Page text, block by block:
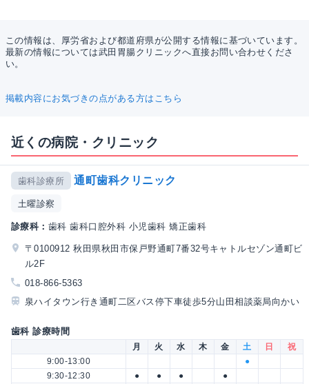
この情報は、厚労省および都道府県が公開する情報に基づいています。
最新の情報については武田胃腸クリニックへ直接お問い合わせくださ
い。
掲載内容にお気づきの点がある方はこちら
近くの病院・クリニック
歯科診療所 通町歯科クリニック
土曜診察
診療科： 歯科 歯科口腔外科 小児歯科 矯正歯科
〒0100912 秋田県秋田市保戸野通町7番32号キャトルセゾン通町ビ
ル2F
018-866-5363
泉ハイタウン行き通町二区バス停下車徒歩5分山田相談薬局向かい
歯科 診療時間
月 火 水 木 金 土 日
祝
9:00-13:00
●
9:30-12:30
● ● ●
●